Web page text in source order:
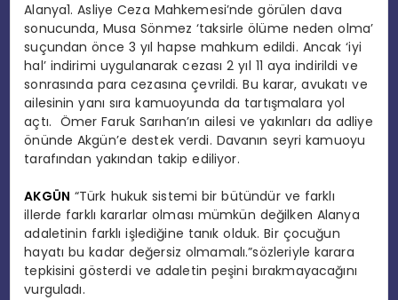
Alanya1. Asliye Ceza Mahkemesi’nde görülen dava
sonucunda, Musa Sönmez ‘taksirle ölüme neden olma’
suçundan önce 3 yıl hapse mahkum edildi. Ancak ‘iyi
hal’ indirimi uygulanarak cezası 2 yıl 11 aya indirildi ve
sonrasında para cezasına çevrildi. Bu karar, avukatı ve
ailesinin yanı sıra kamuoyunda da tartışmalara yol
açtı. Ömer Faruk Sarıhan’ın ailesi ve yakınları da adliye
önünde Akgün’e destek verdi. Davanın seyri kamuoyu
tarafından yakından takip ediliyor.
AKGÜN “Türk hukuk sistemi bir bütündür ve farklı
illerde farklı kararlar olması mümkün değilken Alanya
adaletinin farklı işlediğine tanık olduk. Bir çocuğun
hayatı bu kadar değersiz olmamalı.”sözleriyle karara
tepkisini gösterdi ve adaletin peşini bırakmayacağını
vurguladı.